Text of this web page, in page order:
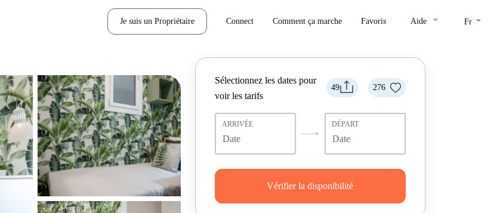
Je suis un Propriétaire Connect Comment ça marche Favoris Aide keyboard_arrow_down Fr keyboard_arrow_down
49 276
Sélectionnez les dates pour
voir les tarifs
ARRIVÉE DÉPART
Vérifier la disponibilité